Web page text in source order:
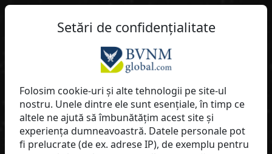
lippi
BVNMglobal
Setări de confidențialitate
Folosim cookie-uri și alte tehnologii pe site-ul
nostru. Unele dintre ele sunt esențiale, în timp ce
altele ne ajută să îmbunătățim acest site și
experiența dumneavoastră. Datele personale pot
fi prelucrate (de ex. adrese IP), de exemplu pentru